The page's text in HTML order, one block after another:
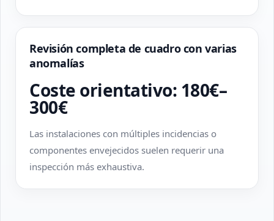
Revisión completa de cuadro con varias
anomalías
Coste orientativo: 180€–
300€
Las instalaciones con múltiples incidencias o
componentes envejecidos suelen requerir una
inspección más exhaustiva.